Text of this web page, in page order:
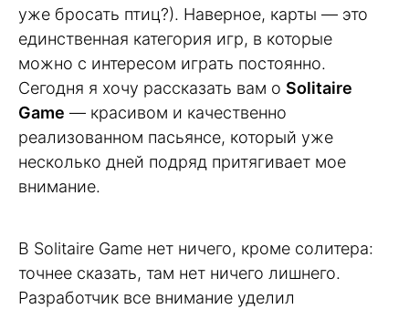
уже бросать птиц?). Наверное, карты — это
единственная категория игр, в которые
можно с интересом играть постоянно.
Сегодня я хочу рассказать вам о Solitaire
Game — красивом и качественно
реализованном пасьянсе, который уже
несколько дней подряд притягивает мое
внимание.
В Solitaire Game нет ничего, кроме солитера:
точнее сказать, там нет ничего лишнего.
Разработчик все внимание уделил